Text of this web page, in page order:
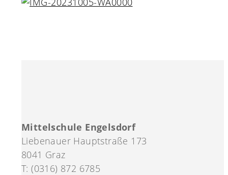
Mittelschule Engelsdorf
Liebenauer Hauptstraße 173
8041 Graz
T: (0316) 872 6785